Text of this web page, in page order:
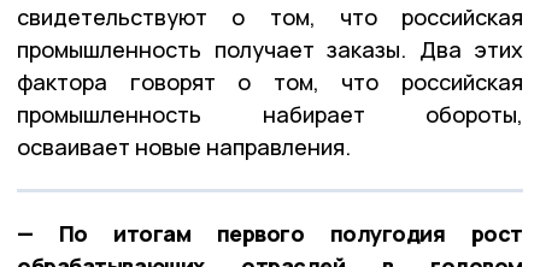
свидетельствуют о том, что российская
промышленность получает заказы. Два этих
фактора говорят о том, что российская
промышленность набирает обороты,
осваивает новые направления.
— По итогам первого полугодия рост